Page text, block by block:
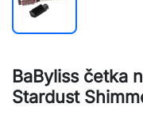
BaByliss četka
Stardust